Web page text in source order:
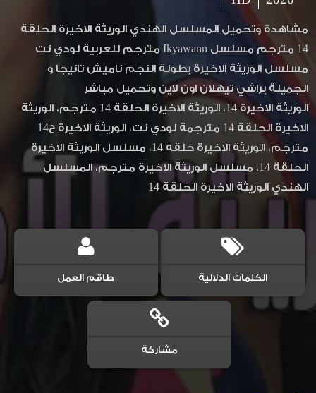
مشاهدة وتحميل المسلسل الهندي الوريثة الاخيرة الحلقة
14 مترجم مسلسل Ikyawann مترجم للعربية لودي نت
مسلسل الوريثة الاخيرة بطولة النجم ناميش تانيجا و
الجميلة براشي تيهلان اون لاين وتحميل مباشر
الوريثة الاخيرة 14، الوريثة الاخيرة الحلقة 14 مترجم، الوريثة
الاخيرة الحلقة 14 مترجمة لودي نت، الوريثة الاخيرة ح14
مترجم، الوريثة الاخيرة حلقه 14، مسلسل الوريثة الاخيرة
الحلقة 14، مسلسل الوريثة الاخيرة مترجم، المسلسل
الهندي الوريثة الاخيرة الحلقة 14
الكلمات الدلالية طاقم العمل
مشاركة